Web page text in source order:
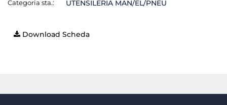
Categoria sta.: UTENSILERIA MAN/EL/PNEU
Download Scheda